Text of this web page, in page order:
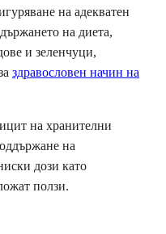
на адекватен
на диета,
и зеленчуци,
здравословен начин на
на хранителни
на
дози като
ползи.